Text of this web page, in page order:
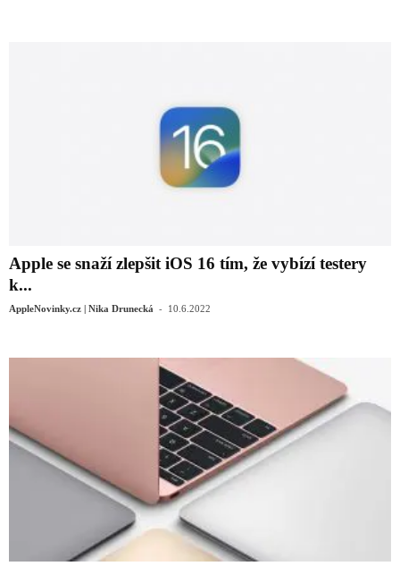
Apple se snaží zlepšit iOS 16 tím, že vybízí testery
k...
AppleNovinky.cz | Nika Drunecká - 10.6.2022